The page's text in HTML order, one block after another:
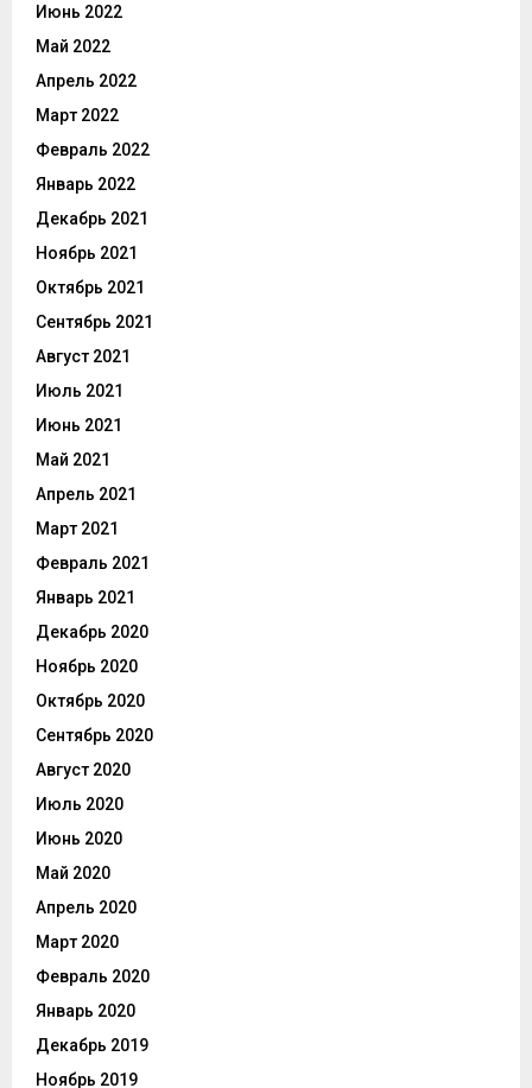
Июнь 2022
Май 2022
Апрель 2022
Март 2022
Февраль 2022
Январь 2022
Декабрь 2021
Ноябрь 2021
Октябрь 2021
Сентябрь 2021
Август 2021
Июль 2021
Июнь 2021
Май 2021
Апрель 2021
Март 2021
Февраль 2021
Январь 2021
Декабрь 2020
Ноябрь 2020
Октябрь 2020
Сентябрь 2020
Август 2020
Июль 2020
Июнь 2020
Май 2020
Апрель 2020
Март 2020
Февраль 2020
Январь 2020
Декабрь 2019
Ноябрь 2019